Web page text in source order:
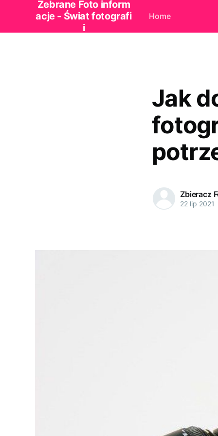
Zebrane Foto inform
acje - Świat fotografi
i
Home
Jak
Zbieracz
22 lip 2021